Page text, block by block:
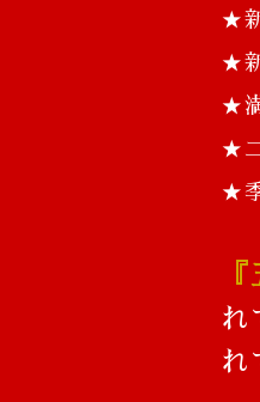
★
★
★
★
★
れ
れ